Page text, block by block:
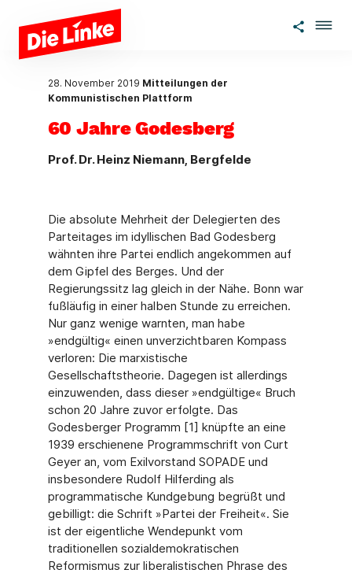
Zum Hauptinhalt springen
28. November 2019 Mitteilungen der
Kommunistischen Plattform
60 Jahre Godesberg
Prof. Dr. Heinz Niemann, Bergfelde
Die absolute Mehrheit der Delegierten des
Parteitages im idyllischen Bad Godesberg
wähnten ihre Partei endlich angekommen auf
dem Gipfel des Berges. Und der
Regierungssitz lag gleich in der Nähe. Bonn war
fußläufig in einer halben Stunde zu erreichen.
Nur ganz wenige warnten, man habe
»endgültig« einen unverzichtbaren Kompass
verloren: Die marxistische
Gesellschaftstheorie. Dagegen ist allerdings
einzuwenden, dass dieser »endgültige« Bruch
schon 20 Jahre zuvor erfolgte. Das
Godesberger Programm [1] knüpfte an eine
1939 erschienene Programmschrift von Curt
Geyer an, vom Exilvorstand SOPADE und
insbesondere Rudolf Hilferding als
programmatische Kundgebung begrüßt und
gebilligt: die Schrift »Partei der Freiheit«. Sie
ist der eigentliche Wendepunkt vom
traditionellen sozialdemokratischen
Reformismus zur liberalistischen Phrase des